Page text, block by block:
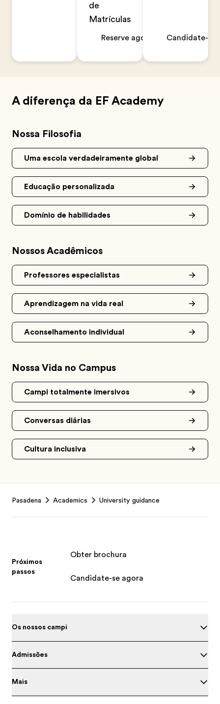
de
Matrículas
Reserve agora Candidate-se
A diferença da EF Academy
Nossa Filosofia
Uma escola verdadeiramente global
Educação personalizada
Domínio de habilidades
Nossos Acadêmicos
Professores especialistas
Aprendizagem na vida real
Aconselhamento individual
Nossa Vida no Campus
Campi totalmente imersivos
Conversas diárias
Cultura inclusiva
Pasadena Academics University guidance
Próximos
passos
Obter brochura
Candidate-se agora
Os nossos campi
Admissões
Mais